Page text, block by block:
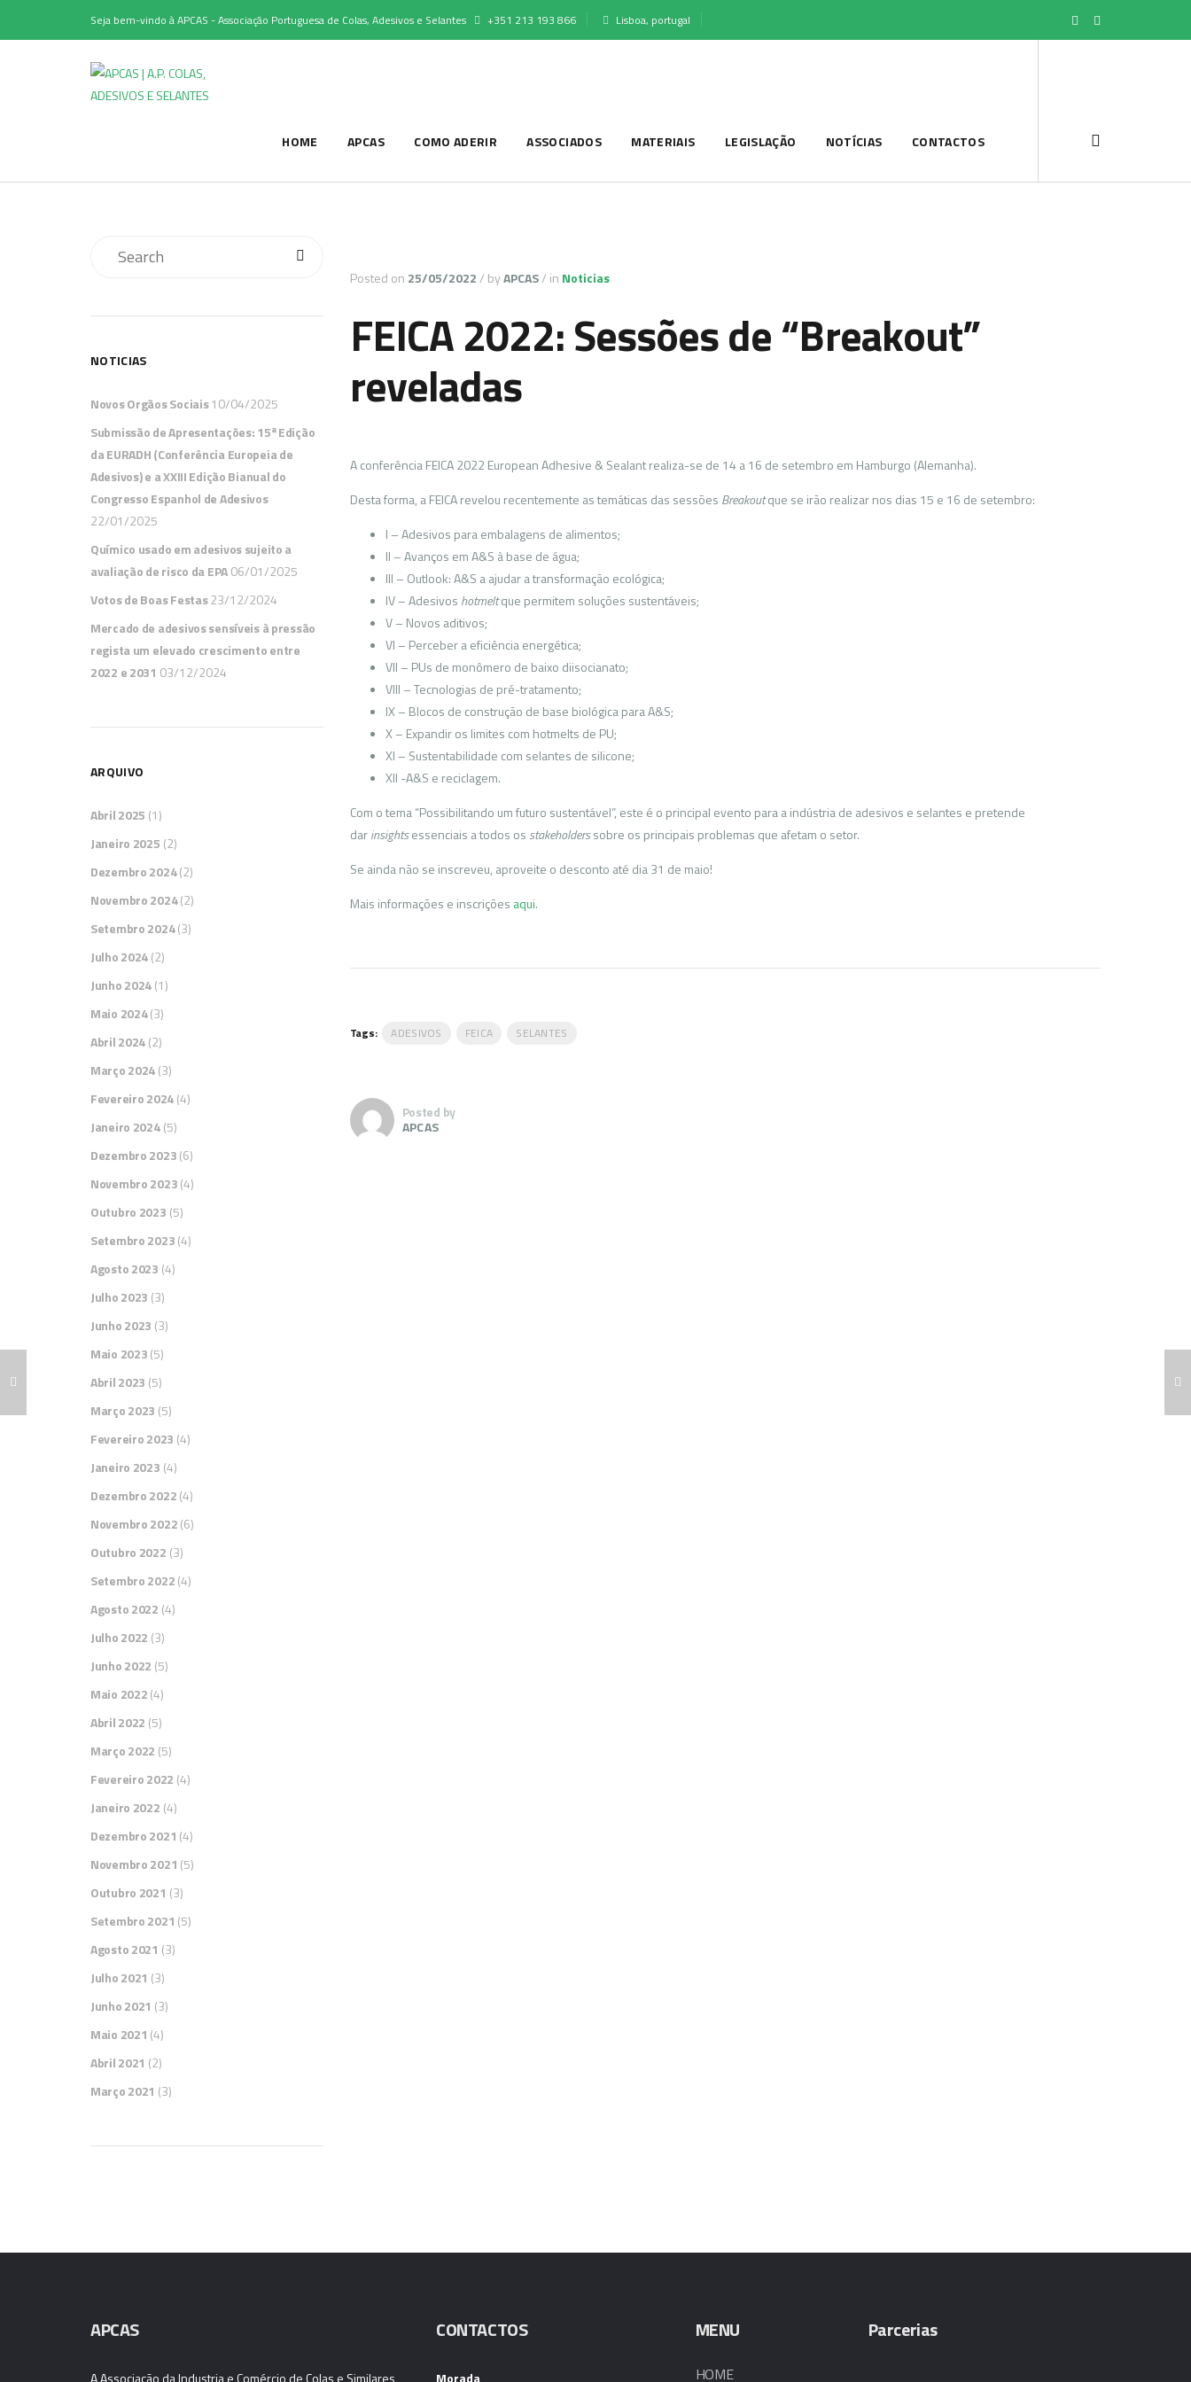
Seja bem-vindo à APCAS - Associação Portuguesa de Colas, Adesivos e Selantes +351 213 193 866 Lisboa, portugal
HOME APCAS COMO ADERIR ASSOCIADOS MATERIAIS LEGISLAÇÃO NOTÍCIAS CONTACTOS
Posted on 25/05/2022/ byAPCAS/ in Noticias
FEICA 2022: Sessões de “Breakout”
reveladas
A conferência FEICA 2022 European Adhesive & Sealant realiza-se de 14 a 16 de setembro em Hamburgo (Alemanha).
Desta forma, a FEICA revelou recentemente as temáticas das sessões Breakoutque se irão realizar nos dias 15 e 16 de setembro:
I – Adesivos para embalagens de alimentos;
II – Avanços em A&S à base de água;
III – Outlook: A&S a ajudar a transformação ecológica;
IV – Adesivos hotmeltque permitem soluções sustentáveis;
V – Novos aditivos;
VI – Perceber a eficiência energética;
VII – PUs de monômero de baixo diisocianato;
VIII – Tecnologias de pré-tratamento;
IX – Blocos de construção de base biológica para A&S;
X – Expandir os limites com hotmelts de PU;
XI – Sustentabilidade com selantes de silicone;
XII -A&S e reciclagem.
Com o tema “Possibilitando um futuro sustentável”, este é o principal evento para a indústria de adesivos e selantes e pretende
darinsightsessenciais a todos os stakeholderssobre os principais problemas que afetam o setor.
Se ainda não se inscreveu, aproveite o desconto até dia 31 de maio!
Mais informações e inscrições aqui.
Tags: ADESIVOS FEICA SELANTES
Posted by
APCAS
NOTICIAS
Novos Orgãos Sociais10/04/2025
Submissão de Apresentações: 15ª Edição
da EURADH (Conferência Europeia de
Adesivos) e a XXIII Edição Bianual do
Congresso Espanhol de Adesivos
22/01/2025
Químico usado em adesivos sujeito a
avaliação de risco da EPA06/01/2025
Votos de Boas Festas23/12/2024
Mercado de adesivos sensíveis à pressão
regista um elevado crescimento entre
2022 e 2031 03/12/2024
ARQUIVO
Abril 2025 (1)
Janeiro 2025 (2)
Dezembro 2024(2)
Novembro 2024(2)
Setembro 2024(3)
Julho 2024(2)
Junho 2024(1)
Maio 2024(3)
Abril 2024(2)
Março 2024(3)
Fevereiro 2024(4)
Janeiro 2024(5)
Dezembro 2023(6)
Novembro 2023(4)
Outubro 2023 (5)
Setembro 2023(4)
Agosto 2023 (4)
Julho 2023 (3)
Junho 2023 (3)
Maio 2023(5)
Abril 2023 (5)
Março 2023 (5)
Fevereiro 2023 (4)
Janeiro 2023 (4)
Dezembro 2022(4)
Novembro 2022(6)
Outubro 2022 (3)
Setembro 2022(4)
Agosto 2022 (4)
Julho 2022 (3)
Junho 2022 (5)
Maio 2022(4)
Abril 2022 (5)
Março 2022 (5)
Fevereiro 2022 (4)
Janeiro 2022 (4)
Dezembro 2021 (4)
Novembro 2021 (5)
Outubro 2021 (3)
Setembro 2021 (5)
Agosto 2021 (3)
Julho 2021 (3)
Junho 2021 (3)
Maio 2021 (4)
Abril 2021 (2)
Março 2021 (3)
APCAS
A Associação da Industria e Comércio de Colas e Similares
CONTACTOS
Morada
MENU
HOME
Parcerias